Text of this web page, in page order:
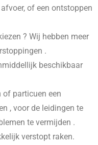
of een ontstoppen
? Wij hebben meer
.
beschikbaar
of particuen een
, voor de leidingen te
te vermijden .
verstopt raken.